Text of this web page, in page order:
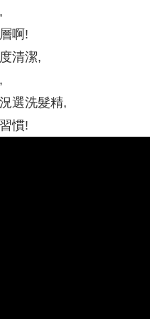
過【染髮會愈染愈白】
髮最重要的就是要把頭
頭皮有三大問題：流汗
種高溫， 頭髮曬傷是免
啊!
清潔,
選洗髮精,
慣!